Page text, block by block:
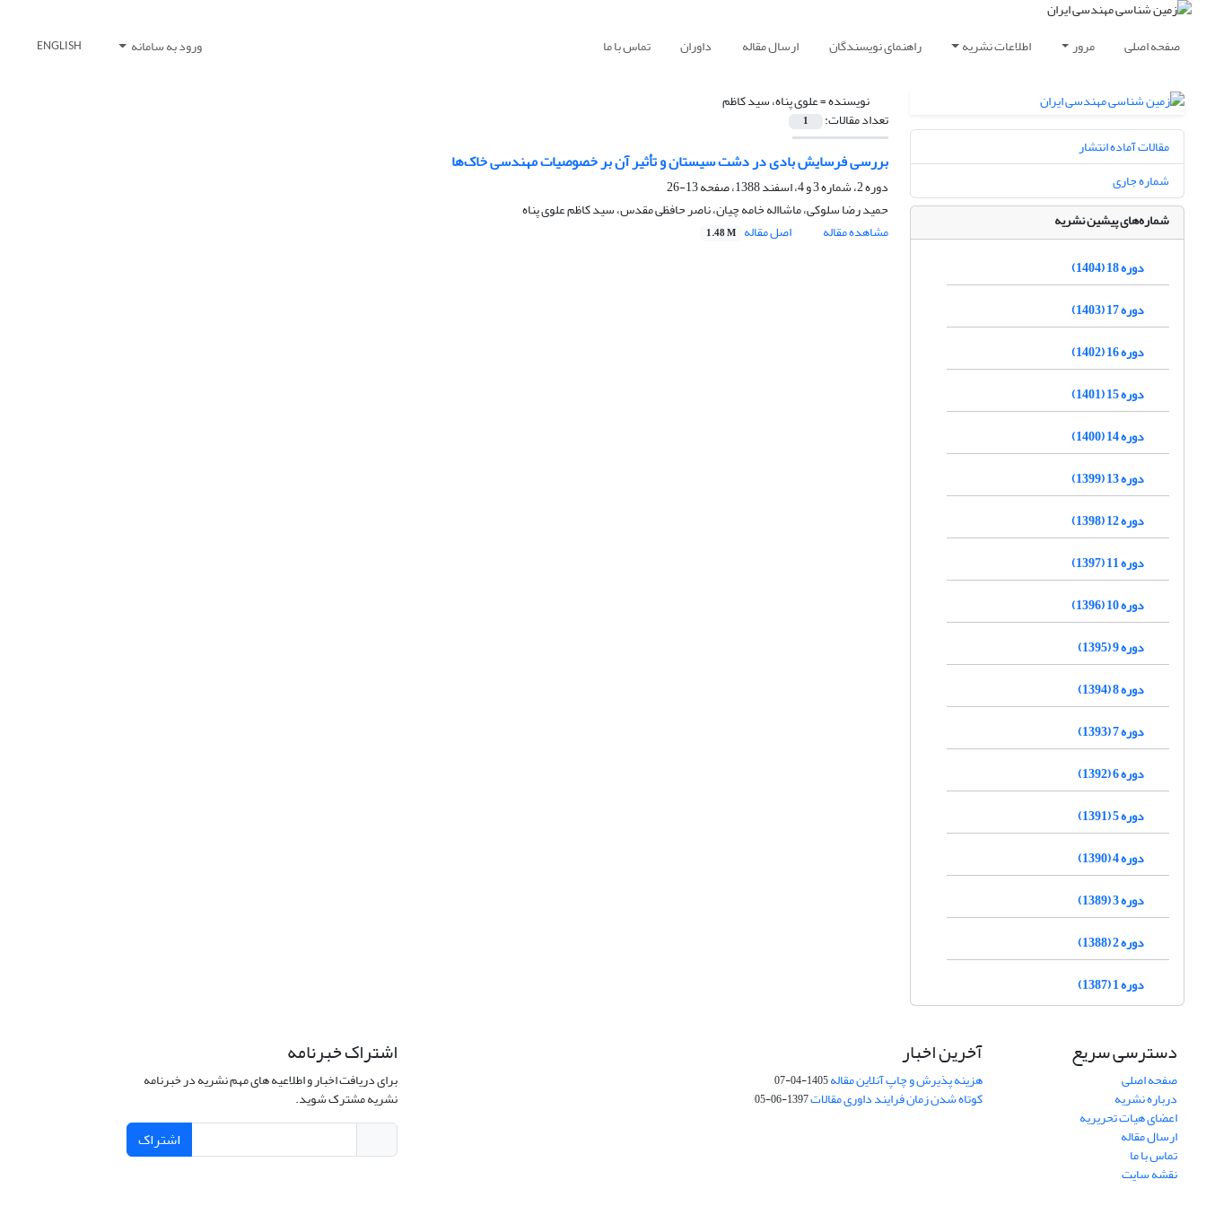
صفحه اصلی مرور اطلاعات نشریه راهنمای نویسندگان ارسال مقاله داوران تماس با ما ورود به سامانه ENGLISH
نویسنده =علوی پناه، سید کاظم
تعداد مقالات: 1
بررسی فرسایش بادی در دشت سیستان و تأثیر آن بر خصوصیات مهندسی خاک‌ها
دوره 2، شماره 3 و 4، اسفند 1388، صفحه
13-26
حمید رضا سلوکی، ماشااله خامه چیان، ناصر حافظی مقدس، سید کاظم علوی پناه
مشاهده مقاله
اصل مقاله 1.48 M
مقالات آماده انتشار
شماره جاری
شماره‌های پیشین نشریه
دوره 18 (1404)
دوره 17 (1403)
دوره 16 (1402)
دوره 15 (1401)
دوره 14 (1400)
دوره 13 (1399)
دوره 12 (1398)
دوره 11 (1397)
دوره 10 (1396)
دوره 9 (1395)
دوره 8 (1394)
دوره 7 (1393)
دوره 6 (1392)
دوره 5 (1391)
دوره 4 (1390)
دوره 3 (1389)
دوره 2 (1388)
دوره 1 (1387)
دسترسی سریع
صفحه اصلی
درباره نشریه
اعضای هیات تحریریه
ارسال مقاله
تماس با ما
نقشه سایت
آخرین اخبار
هزینه پذیرش و چاپ آنلاین مقاله1405-04-07
کوتاه شدن زمان فرایند داوری مقالات1397-06-05
اشتراک خبرنامه
برای دریافت اخبار و اطلاعیه های مهم نشریه در خبرنامه
نشریه مشترک شوید.
اشتراک